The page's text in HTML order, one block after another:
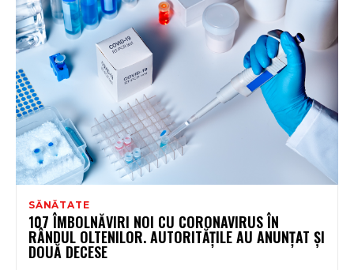
SĂNĂTATE
107 ÎMBOLNĂVIRI NOI CU CORONAVIRUS ÎN
RÂNDUL OLTENILOR. AUTORITĂȚILE AU ANUNȚAT ȘI
DOUĂ DECESE